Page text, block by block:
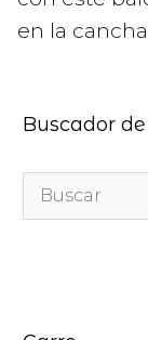
en la
Buscador